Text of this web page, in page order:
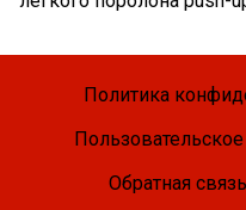
Политика
Обратная связь